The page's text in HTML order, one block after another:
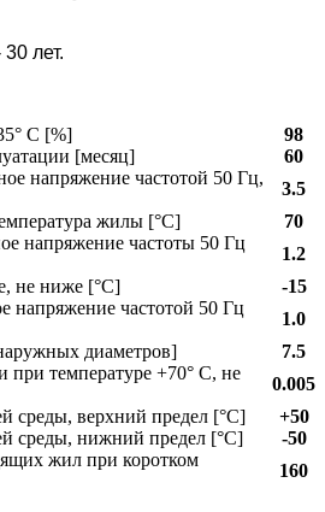
лет.
C [%]
98
[месяц]
60
напряжение частотой 50 Гц,
3.5
жилы [°С]
70
напряжение частоты 50 Гц
1.2
не ниже [°C]
-15
напряжение частотой 50 Гц
1.0
диаметров]
7.5
при температуре +70° С, не
0.005
среды, верхний предел [°C]
+50
среды, нижний предел [°C]
-50
жил при коротком
160